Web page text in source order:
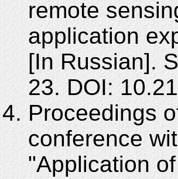
remote
application
[In Russian].
23. DOI:
Proceedings
conference
"Application